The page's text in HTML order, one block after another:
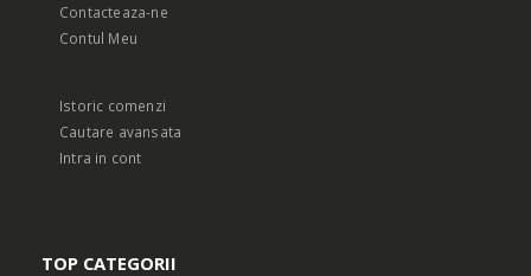
Contacteaza-ne
Contul Meu
Istoric comenzi
Cautare avansata
Intra in cont
TOP CATEGORII